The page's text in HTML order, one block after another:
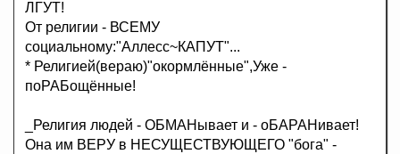
ЛГУТ!
От религии - ВСЕМУ
социальному:"Аллесс~КАПУТ"...
* Религией(вераю)"окормлённые",Уже -
поРАБощённые!
_Религия людей - ОБМАНывает и - оБАРАНивает!
Она им ВЕРУ в НЕСУЩЕСТВУЮЩЕГО "бога" -